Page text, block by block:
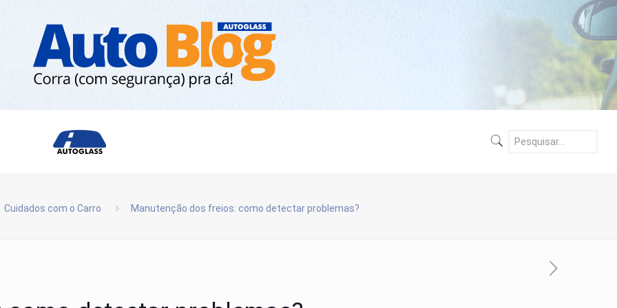
Cuidados com o Carro Manutenção dos freios: como detectar problemas?